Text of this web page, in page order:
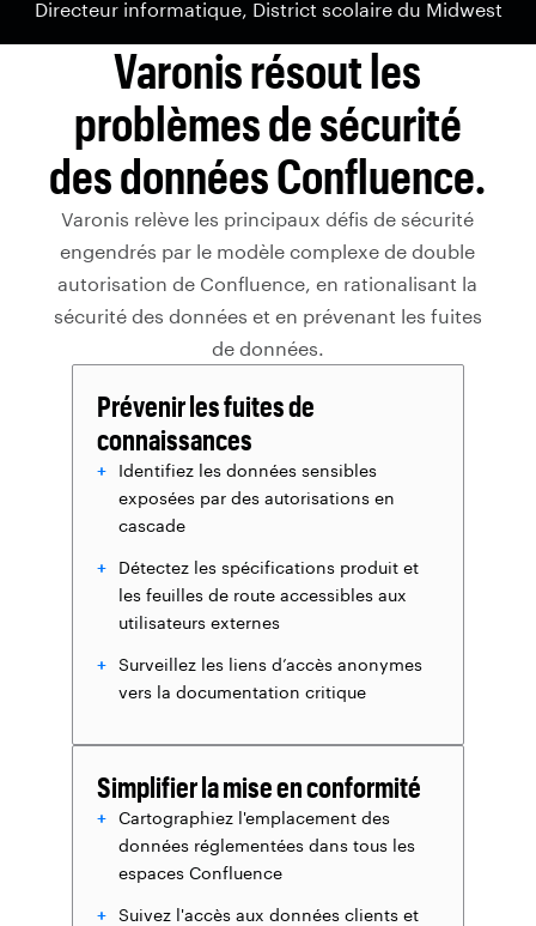
Directeur informatique, District scolaire du Midwest
Varonis résout les
problèmes de sécurité
des données Confluence.
Varonis relève les principaux défis de sécurité
engendrés par le modèle complexe de double
autorisation de Confluence, en rationalisant la
sécurité des données et en prévenant les fuites
de données.
Prévenir les fuites de
connaissances
Identifiez les données sensibles
exposées par des autorisations en
cascade
Détectez les spécifications produit et
les feuilles de route accessibles aux
utilisateurs externes
Surveillez les liens d’accès anonymes
vers la documentation critique
Simplifier la mise en conformité
Cartographiez l'emplacement des
données réglementées dans tous les
espaces Confluence
Suivez l'accès aux données clients et